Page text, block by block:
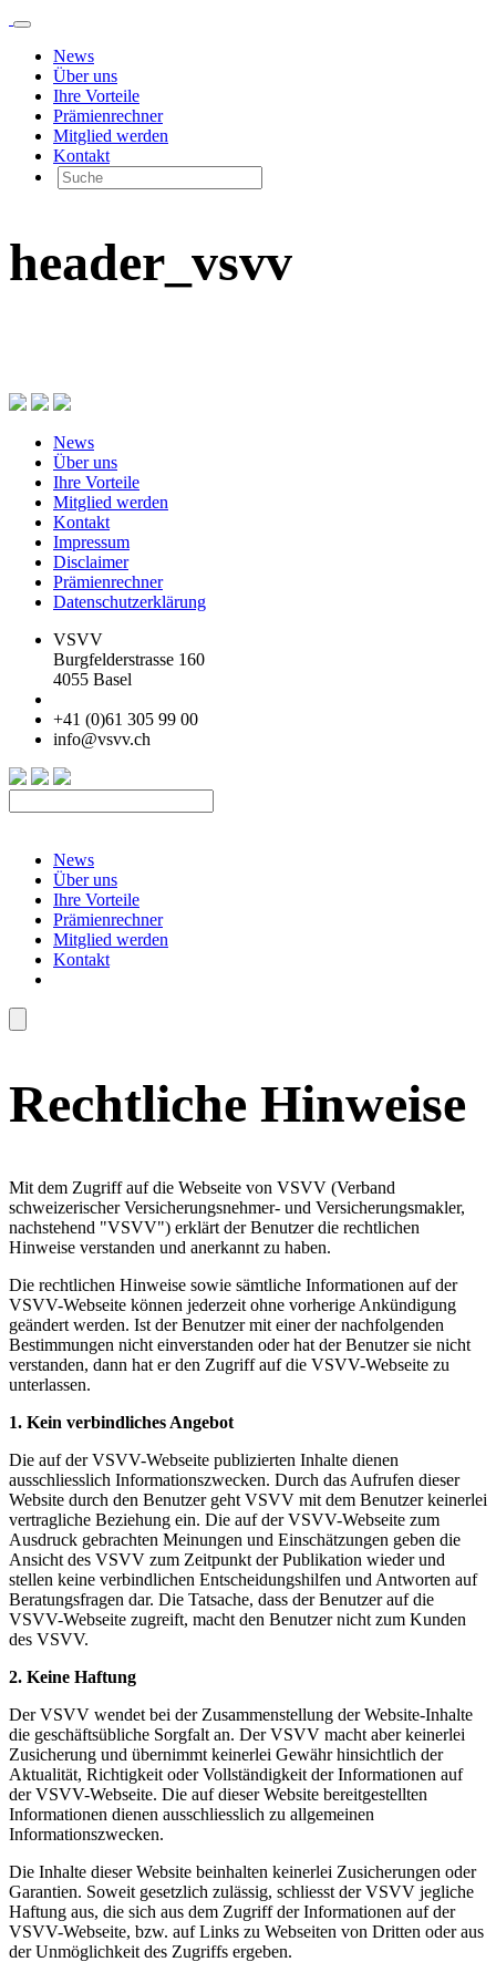
News
Über uns
Ihre Vorteile
Prämienrechner
Mitglied werden
Kontakt
header_vsvv
News
Über uns
Ihre Vorteile
Mitglied werden
Kontakt
Impressum
Disclaimer
Prämienrechner
Datenschutzerklärung
VSVV
Burgfelderstrasse 160
4055 Basel
+41 (0)61 305 99 00
info@vsvv.ch
News
Über uns
Ihre Vorteile
Prämienrechner
Mitglied werden
Kontakt
Rechtliche Hinweise
Mit dem Zugriff auf die Webseite von VSVV (Verband
schweizerischer Versicherungsnehmer- und Versicherungsmakler,
nachstehend "VSVV") erklärt der Benutzer die rechtlichen
Hinweise verstanden und anerkannt zu haben.
Die rechtlichen Hinweise sowie sämtliche Informationen auf der
VSVV-Webseite können jederzeit ohne vorherige Ankündigung
geändert werden. Ist der Benutzer mit einer der nachfolgenden
Bestimmungen nicht einverstanden oder hat der Benutzer sie nicht
verstanden, dann hat er den Zugriff auf die VSVV-Webseite zu
unterlassen.
1. Kein verbindliches Angebot
Die auf der VSVV-Webseite publizierten Inhalte dienen
ausschliesslich Informationszwecken. Durch das Aufrufen dieser
Website durch den Benutzer geht VSVV mit dem Benutzer keinerlei
vertragliche Beziehung ein. Die auf der VSVV-Webseite zum
Ausdruck gebrachten Meinungen und Einschätzungen geben die
Ansicht des VSVV zum Zeitpunkt der Publikation wieder und
stellen keine verbindlichen Entscheidungshilfen und Antworten auf
Beratungsfragen dar. Die Tatsache, dass der Benutzer auf die
VSVV-Webseite zugreift, macht den Benutzer nicht zum Kunden
des VSVV.
2. Keine Haftung
Der VSVV wendet bei der Zusammenstellung der Website-Inhalte
die geschäftsübliche Sorgfalt an. Der VSVV macht aber keinerlei
Zusicherung und übernimmt keinerlei Gewähr hinsichtlich der
Aktualität, Richtigkeit oder Vollständigkeit der Informationen auf
der VSVV-Webseite. Die auf dieser Website bereitgestellten
Informationen dienen ausschliesslich zu allgemeinen
Informationszwecken.
Die Inhalte dieser Website beinhalten keinerlei Zusicherungen oder
Garantien. Soweit gesetzlich zulässig, schliesst der VSVV jegliche
Haftung aus, die sich aus dem Zugriff der Informationen auf der
VSVV-Webseite, bzw. auf Links zu Webseiten von Dritten oder aus
der Unmöglichkeit des Zugriffs ergeben.